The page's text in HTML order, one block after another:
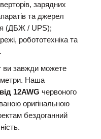
зарядних
та джерел
(ДБЖ / UPS);
робототехніка та
ви завжди можете
метри. Наша
12AWG червоного
оригінальною
бездоганний